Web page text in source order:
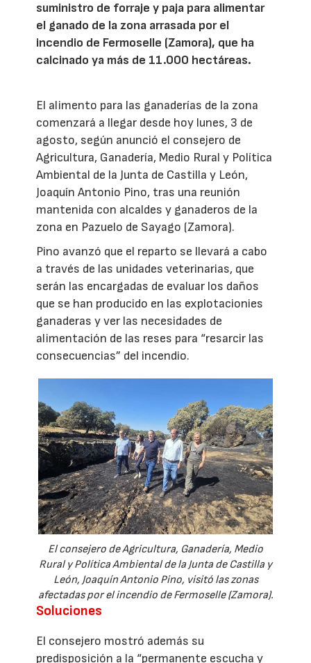
suministro de forraje y paja para alimentar
el ganado de la zona arrasada por el
incendio de Fermoselle (Zamora), que ha
calcinado ya más de 11.000 hectáreas.
El alimento para las ganaderías de la zona
comenzará a llegar desde hoy lunes, 3 de
agosto, según anunció el consejero de
Agricultura, Ganadería, Medio Rural y Política
Ambiental de la Junta de Castilla y León,
Joaquín Antonio Pino, tras una reunión
mantenida con alcaldes y ganaderos de la
zona en Pazuelo de Sayago (Zamora).
Pino avanzó que el reparto se llevará a cabo
a través de las unidades veterinarias, que
serán las encargadas de evaluar los daños
que se han producido en las explotacionies
ganaderas y ver las necesidades de
alimentación de las reses para “resarcir las
consecuencias” del incendio.
El consejero de Agricultura, Ganadería, Medio
Rural y Política Ambiental de la Junta de Castilla y
León, Joaquín Antonio Pino, visitó las zonas
afectadas por el incendio de Fermoselle (Zamora).
Soluciones
El consejero mostró además su
predisposición a la “permanente escucha y